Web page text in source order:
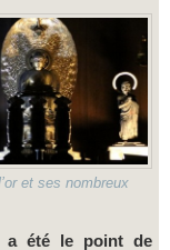
et ses nombreux